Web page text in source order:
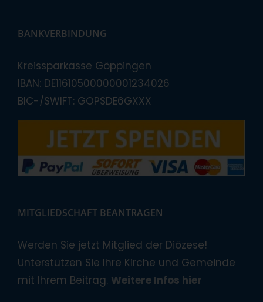
BANKVERBINDUNG
Kreissparkasse Göppingen
IBAN: DE11610500000001234026
BIC-/SWIFT: GOPSDE6GXXX
MITGLIEDSCHAFT BEANTRAGEN
Werden Sie jetzt Mitglied der Diözese!
Unterstützen Sie Ihre Kirche und Gemeinde
mit Ihrem Beitrag. Weitere Infos hier